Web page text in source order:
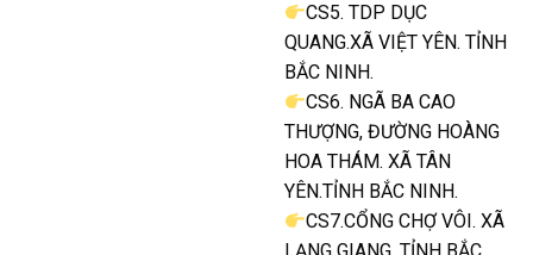
CS5. TDP DỤC
QUANG.XÃ VIỆT YÊN. TỈNH
BẮC NINH.
CS6. NGÃ BA CAO
THƯỢNG, ĐƯỜNG HOÀNG
HOA THÁM. XÃ TÂN
YÊN.TỈNH BẮC NINH.
CS7.CỔNG CHỢ VÔI. XÃ